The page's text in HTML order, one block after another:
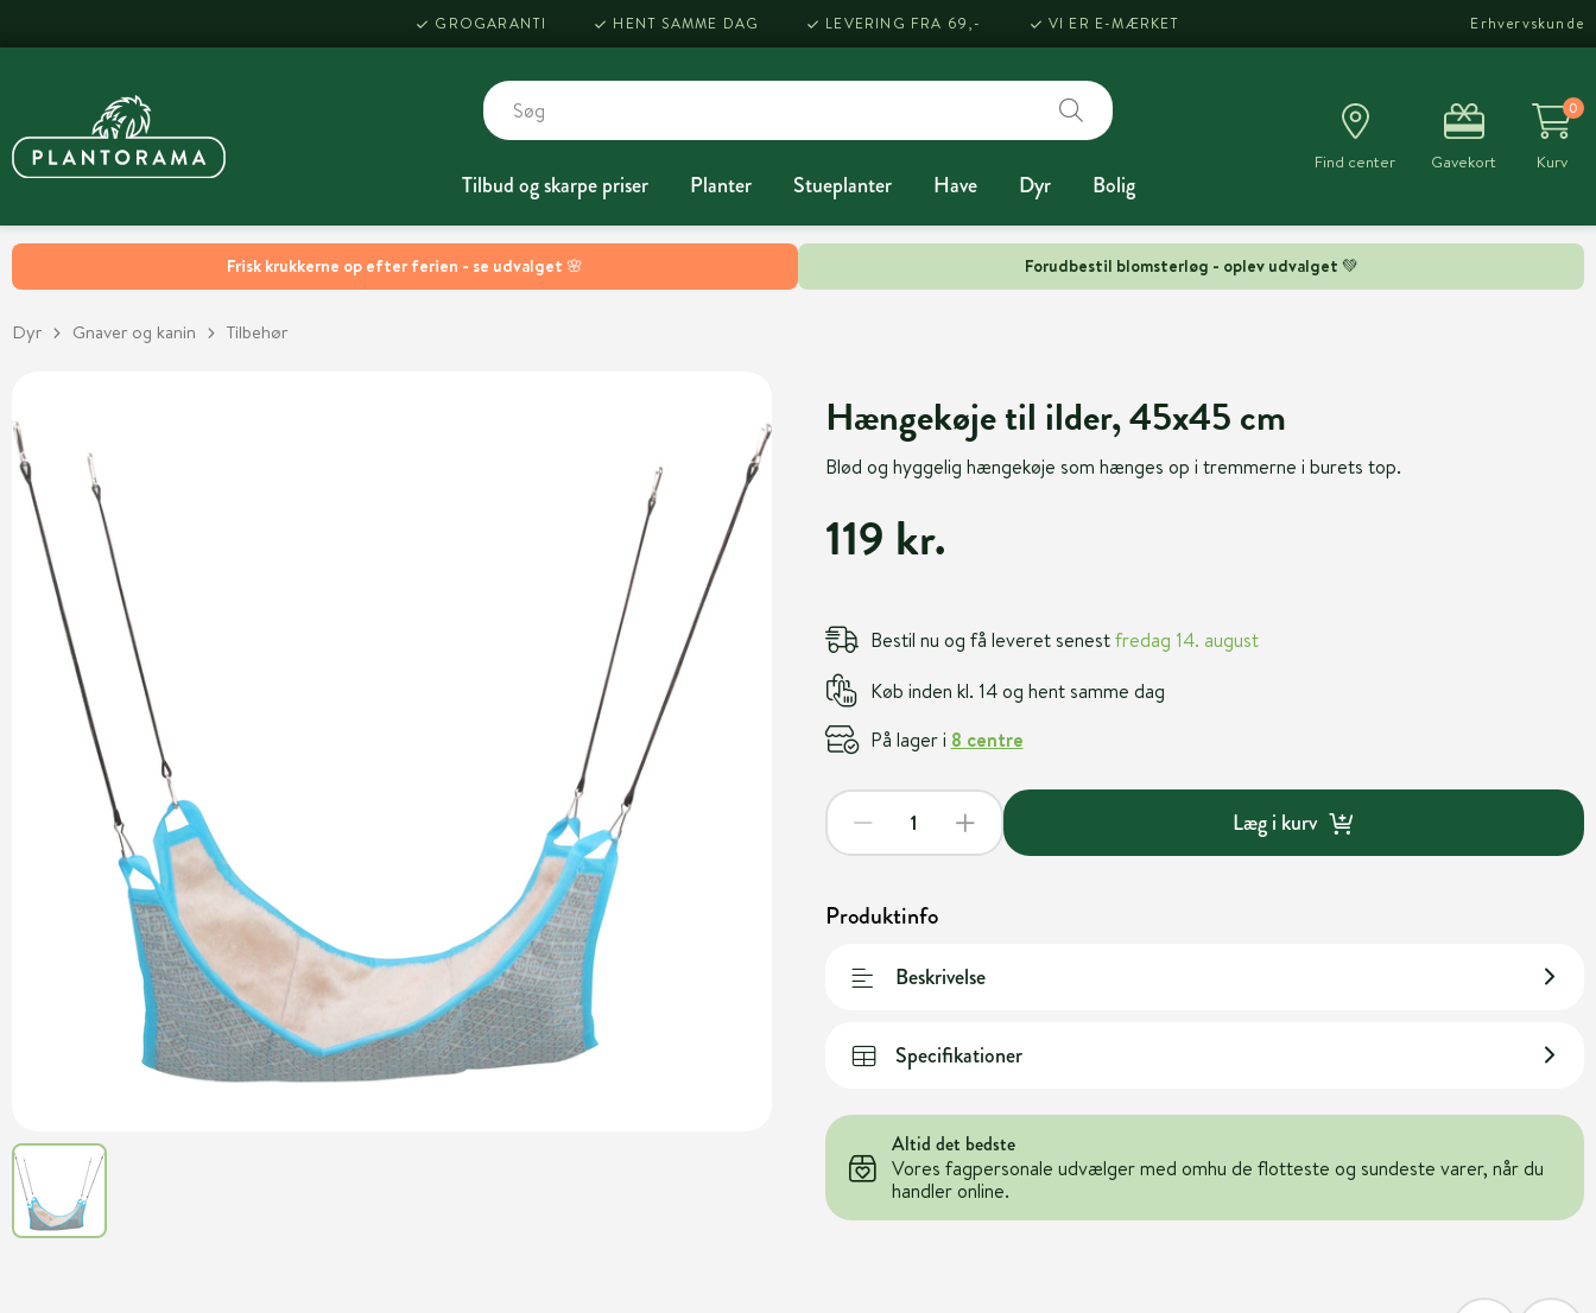
Frisk krukkerne op efter ferien - se udvalget 🌸 Forudbestil blomsterløg - oplev udvalget 💚
GROGARANTI HENT SAMME DAG LEVERING FRA 69,- VI ER E-MÆRKET Erhvervskunde
Tilbud og skarpe priser Planter Stueplanter Have Dyr Bolig
Find center Gavekort
0
Kurv
Dyr Gnaver og kanin Tilbehør
Hængekøje til ilder, 45x45 cm
Blød og hyggelig hængekøje som hænges op i tremmerne i burets top.
119 kr.
Bestil nu og få leveret senestfredag 14. august
Køb inden kl. 14 og hent samme dag
På lager i 8 centre
Læg i kurv
Produktinfo
Beskrivelse
Specifikationer
Altid det bedste
Vores fagpersonale udvælger med omhu de flotteste og sundeste varer, når du
handler online.